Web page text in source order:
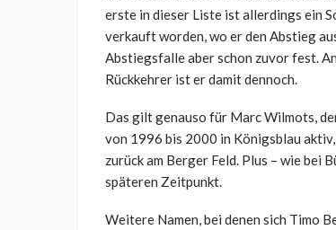
erste in dieser Liste ist allerdings ein
verkauft worden, wo er den Abstieg
Abstiegsfalle aber schon zuvor fest.
Rückkehrer ist er damit dennoch.
Das gilt genauso für Marc Wilmots,
von 1996 bis 2000 in Königsblau
zurück am Berger Feld. Plus – wie bei
späteren Zeitpunkt.
Weitere Namen, bei denen sich Timo